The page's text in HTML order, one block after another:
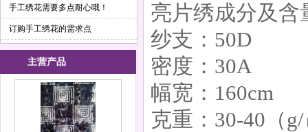
手工绣花需要多点耐心哦！
订购手工绣花的需求点
主营产品
鱼鳞珠片绣
亮片绣成分及含
纱支：50D
密度：30A
幅宽：160cm
克重：30-40（